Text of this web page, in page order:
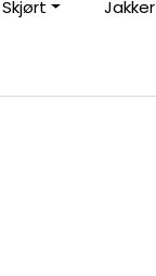
Skjørt Jakker